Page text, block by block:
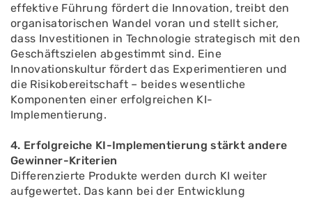
effektive Führung fördert die Innovation, treibt den
organisatorischen Wandel voran und stellt sicher,
dass Investitionen in Technologie strategisch mit den
Geschäftszielen abgestimmt sind. Eine
Innovationskultur fördert das Experimentieren und
die Risikobereitschaft – beides wesentliche
Komponenten einer erfolgreichen KI-
Implementierung.
4. Erfolgreiche KI-Implementierung stärkt andere
Gewinner-Kriterien
Differenzierte Produkte werden durch KI weiter
aufgewertet. Das kann bei der Entwicklung